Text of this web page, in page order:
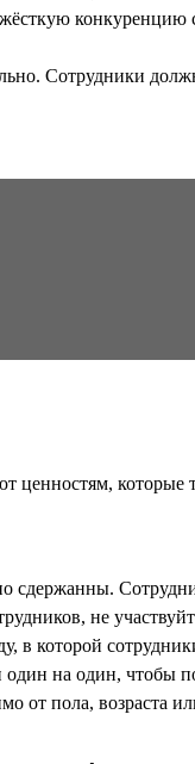
Сотрудники
ценностям, которые
сдержанны.
не
в которой
один на один,
от пола, возраста